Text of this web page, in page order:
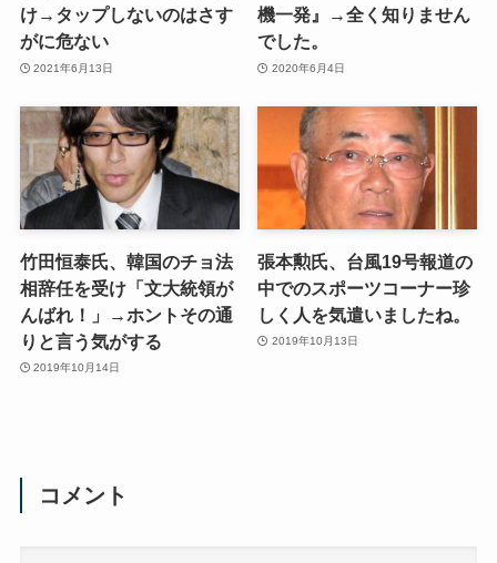
け→タップしないのはさす
がに危ない
2021年6月13日
機一発』→全く知りません
でした。
2020年6月4日
竹田恒泰氏、韓国のチョ法
相辞任を受け「文大統領が
んばれ！」→ホントその通
りと言う気がする
2019年10月14日
張本勲氏、台風19号報道の
中でのスポーツコーナー珍
しく人を気遣いましたね。
2019年10月13日
コメント